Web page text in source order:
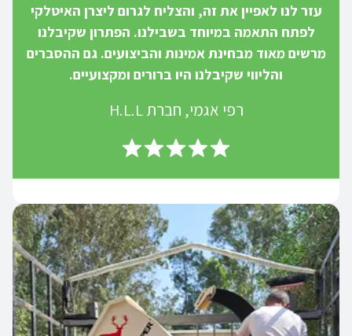
עזר לנו לאפיין את זה, והצליח לגרום ליצרן האיטלקי
לפתח התאמה במיוחד בשבילנו. הפתרון שקיבלנו
מרשים מאוד מבחינת אמינות והביצועים. גם ההסברים
והליווי שקיבלנו היו ברורים ומקצועיים.
רפי אגמי, חברת H.L.L